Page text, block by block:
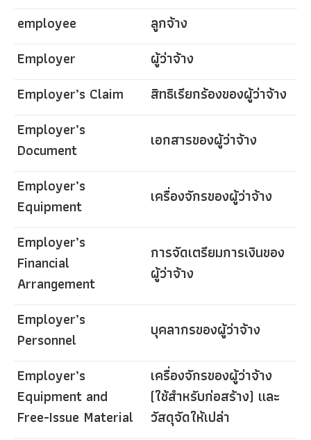
employee
ลูกจ้าง
Employer
ผู้ว่าจ้าง
Employer’s Claim
สิทธิเรียกร้องของผู้ว่าจ้าง
Employer’s
Document
เอกสารของผู้ว่าจ้าง
Employer’s
Equipment
เครื่องจักรของผู้ว่าจ้าง
Employer’s
Financial
Arrangement
การจัดเตรียมการเงินของ
ผู้ว่าจ้าง
Employer’s
Personnel
บุคลากรของผู้ว่าจ้าง
Employer’s
Equipment and
Free-Issue Material
เครื่องจักรของผู้ว่าจ้าง
(ใช้สำหรับก่อสร้าง) และ
วัสดุจัดให้เปล่า